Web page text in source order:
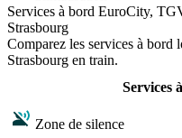
Services à bord EuroCity,
Strasbourg
Comparez les services à bord
Strasbourg en train.
Services
Zone de silence